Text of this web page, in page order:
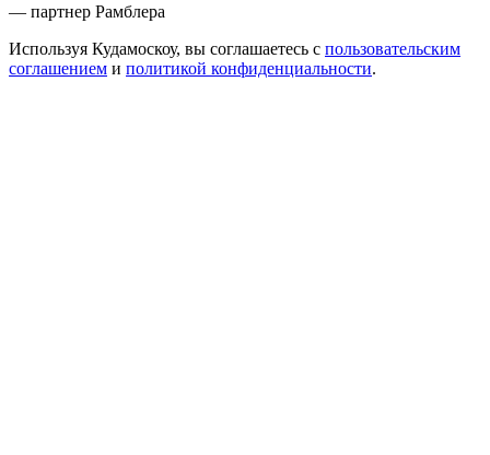
— партнер Рамблера
Используя Кудамоскоу, вы соглашаетесь с пользовательским
соглашением и политикой конфиденциальности.